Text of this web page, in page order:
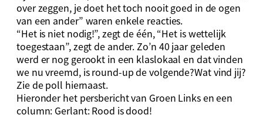
over zeggen, je doet het toch nooit goed in de ogen
van een ander” waren enkele reacties.
“Het is niet nodig!”, zegt de één, “Het is wettelijk
toegestaan”, zegt de ander. Zo’n 40 jaar geleden
werd er nog gerookt in een klaslokaal en dat vinden
we nu vreemd, is round-up de volgende?Wat vind jij?
Zie de poll hiernaast.
Hieronder het persbericht van Groen Links en een
column: Gerlant: Rood is dood!